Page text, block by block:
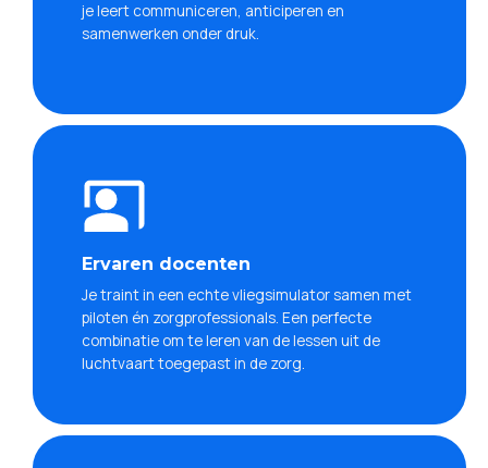
je leert communiceren, anticiperen en
samenwerken onder druk.
Ervaren docenten
Je traint in een echte vliegsimulator samen met
piloten én zorgprofessionals. Een perfecte
combinatie om te leren van de lessen uit de
luchtvaart toegepast in de zorg.